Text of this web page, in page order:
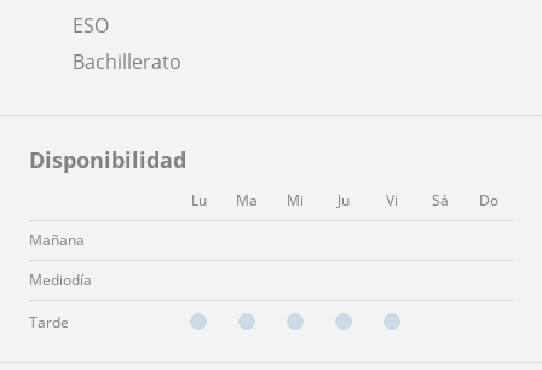
ESO
Bachillerato
Disponibilidad
Lu Ma Mi Ju Vi Sá
Do
Mañana
Mediodía
Tarde